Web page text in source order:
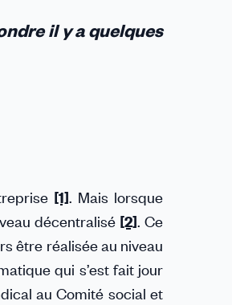
il y a quelques
[1]. Mais lorsque
décentralisé [2]. Ce
être réalisée au niveau
qui s’est fait jour
au Comité social et